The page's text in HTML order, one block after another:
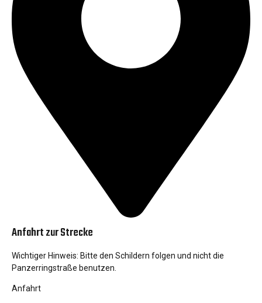
Anfahrt zur Strecke
Wichtiger Hinweis: Bitte den Schildern folgen und nicht die
Panzerringstraße benutzen.
Anfahrt